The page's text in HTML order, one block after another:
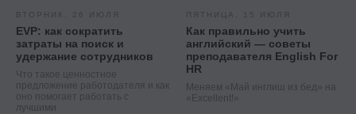
ВТОРНИК, 26 ИЮЛЯ
EVP: как сократить
затраты на поиск и
удержание сотрудников
Что такое ценностное
предложение работодателя и как
оно помогает работать с
лучшими
ПЯТНИЦА, 15 ИЮЛЯ
Как правильно учить
английский — советы
преподавателя English For
HR
Меняем «Май инглиш из бед» на
«Excellent!»